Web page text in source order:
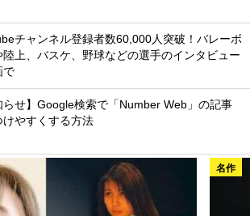
チャンネル登録者数60,000人突破！バレーボ
陸上、バスケ、野球などの選手のインタビュー
で
らせ】Google検索で「Number Web」の記事
けやすくする方法
名作